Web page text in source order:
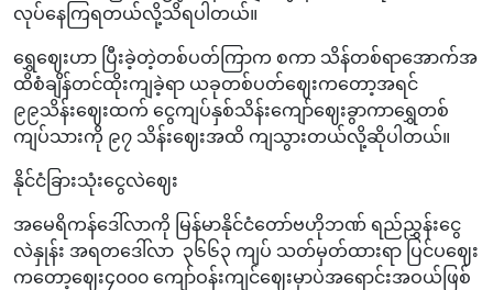
လုပ်နေကြရတယ်လို့သိရပါတယ်။
ရွှေဈေးဟာ ပြီးခဲ့တဲ့တစ်ပတ်ကြာက စကာ သိန်တစ်ရာအောက်အ
ထိစံချိန်တင်ထိုးကျခဲ့ရာ ယခုတစ်ပတ်ဈေးကတော့အရင်
၉၉သိန်းဈေးထက် ငွေကျပ်နှစ်သိန်းကျော်ဈေးခွာကာရွှေတစ်
ကျပ်သားကို ၉၇ သိန်းဈေးအထိ ကျသွားတယ်လို့ဆိုပါတယ်။
နိုင်ငံခြားသုံးငွေလဲဈေး
အမေရိကန်ဒေါ်လာကို မြန်မာနိုင်ငံတော်ဗဟိုဘဏ် ရည်ညွှန်းငွေ
လဲနှုန်း အရတဒေါ်လာ ၃၆၆၃ ကျပ် သတ်မှတ်ထားရာ ပြင်ပဈေး
ကတော့ဈေး၄၀၀၀ ကျော်ဝန်းကျင်ဈေးမှာပဲအရောင်းအဝယ်ဖြစ်